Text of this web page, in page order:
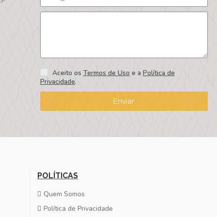
Aceito os Termos de Uso e a Política de
Privacidade.
Enviar
POLÍTICAS
Quem Somos
Política de Privacidade